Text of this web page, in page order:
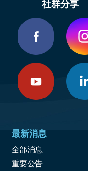
社群分享
最新消息
全部消息
重要公告